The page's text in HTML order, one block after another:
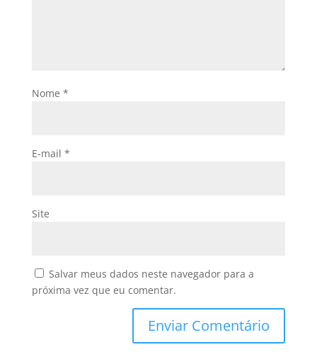
Nome *
E-mail *
Site
Salvar meus dados neste navegador para a
próxima vez que eu comentar.